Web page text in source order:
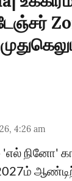
4:26 am
'எல் நினோ'